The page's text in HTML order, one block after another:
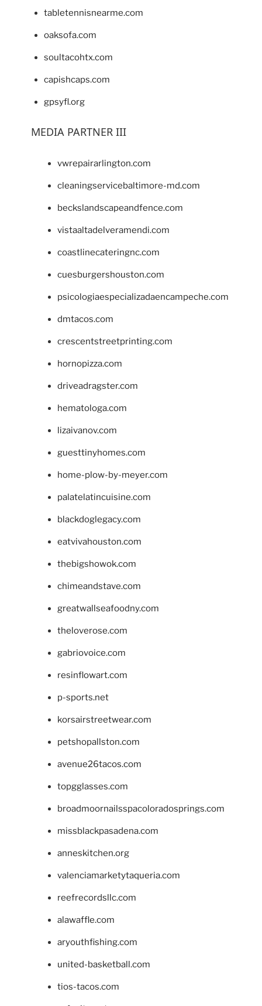
tabletennisnearme.com
oaksofa.com
soultacohtx.com
capishcaps.com
gpsyfl.org
MEDIA PARTNER III
vwrepairarlington.com
cleaningservicebaltimore-md.com
beckslandscapeandfence.com
vistaaltadelveramendi.com
coastlinecateringnc.com
cuesburgershouston.com
psicologiaespecializadaencampeche.com
dmtacos.com
crescentstreetprinting.com
hornopizza.com
driveadragster.com
hematologa.com
lizaivanov.com
guesttinyhomes.com
home-plow-by-meyer.com
palatelatincuisine.com
blackdoglegacy.com
eatvivahouston.com
thebigshowok.com
chimeandstave.com
greatwallseafoodny.com
theloverose.com
gabriovoice.com
resinflowart.com
p-sports.net
korsairstreetwear.com
petshopallston.com
avenue26tacos.com
topgglasses.com
broadmoornailsspacoloradosprings.com
missblackpasadena.com
anneskitchen.org
valenciamarketytaqueria.com
reefrecordsllc.com
alawaffle.com
aryouthfishing.com
united-basketball.com
tios-tacos.com